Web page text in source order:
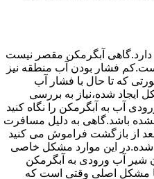
آبگرمکن مقصر نیست
فشار بودن آب منطقه نیز
که تا حال با فشار آب
ایجاد شده،نیاز به بررسی
آب به آبگرمکن را نگاه کنید
نشده باشد.گاهی به دلیل مسافرت
از بازگشت فراموش می کنید
شده.در این موارد مشکل خاصی
شیر آب ورودی به آبگرمکن
مشکل اصلی وقتی است که